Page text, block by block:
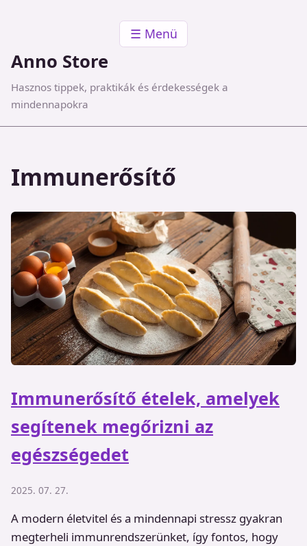
☰ Menü
Anno Store
Hasznos tippek, praktikák és érdekességek a
mindennapokra
Immunerősítő
Immunerősítő ételek, amelyek
segítenek megőrizni az
egészségedet
2025. 07. 27.
A modern életvitel és a mindennapi stressz gyakran
megterheli immunrendszerünket, így fontos, hogy